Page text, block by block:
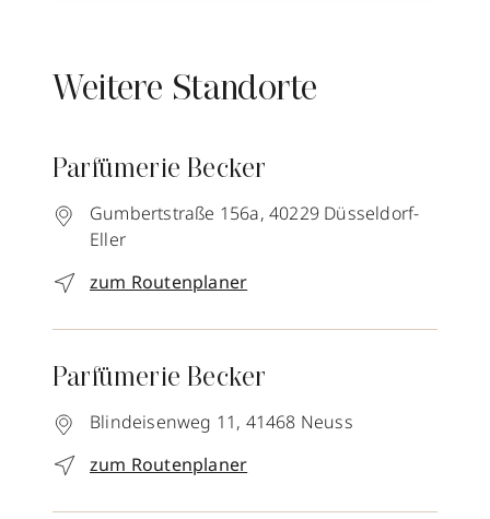
Weitere Standorte
Parfümerie Becker
Gumbertstraße 156a, 40229 Düsseldorf-
Eller
zum Routenplaner
Parfümerie Becker
Blindeisenweg 11, 41468 Neuss
zum Routenplaner